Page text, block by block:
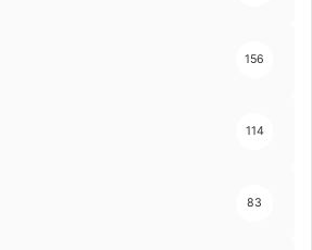
156
114
83